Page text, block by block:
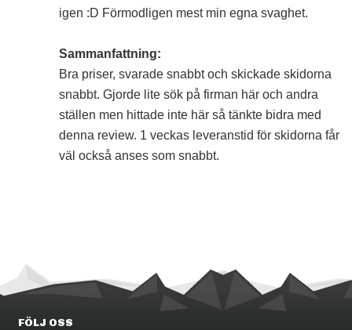
igen :D Förmodligen mest min egna svaghet.
Sammanfattning:
Bra priser, svarade snabbt och skickade skidorna
snabbt. Gjorde lite sök på firman här och andra
ställen men hittade inte här så tänkte bidra med
denna review. 1 veckas leveranstid för skidorna får
väl också anses som snabbt.
FÖLJ OSS